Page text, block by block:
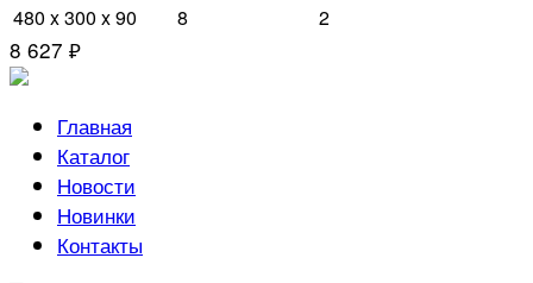
480 x 300 x 90
8 2
8 627 ₽
Главная
Каталог
Новости
Новинки
Контакты